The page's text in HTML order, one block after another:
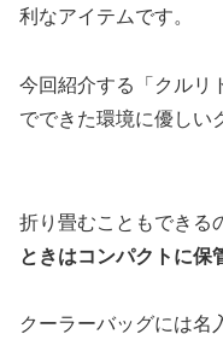
利なアイテムです。
今回紹介する「クルリ
でできた環境に優しい
折り畳むこともできる
ときはコンパクトに保
クーラーバッグには名